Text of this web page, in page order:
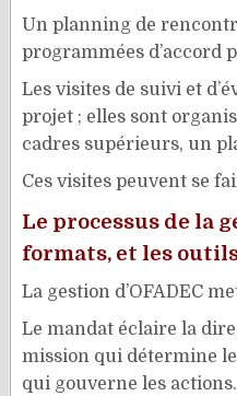
Un planning de
programmées d’accord
Les visites de suivi et
projet ; elles sont
cadres supérieurs, un
Ces visites peuvent se
Le processus de la
formats, et les
La gestion d’OFADEC
Le mandat éclaire la
mission qui détermine
qui gouverne les actions.